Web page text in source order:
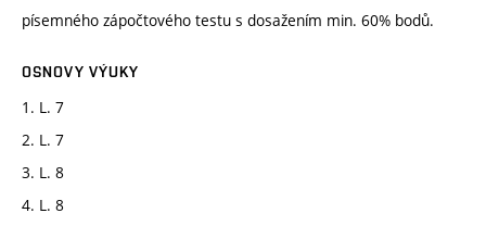
písemného zápočtového testu s dosažením min. 60% bodů.
OSNOVY VÝUKY
1. L. 7
2. L. 7
3. L. 8
4. L. 8